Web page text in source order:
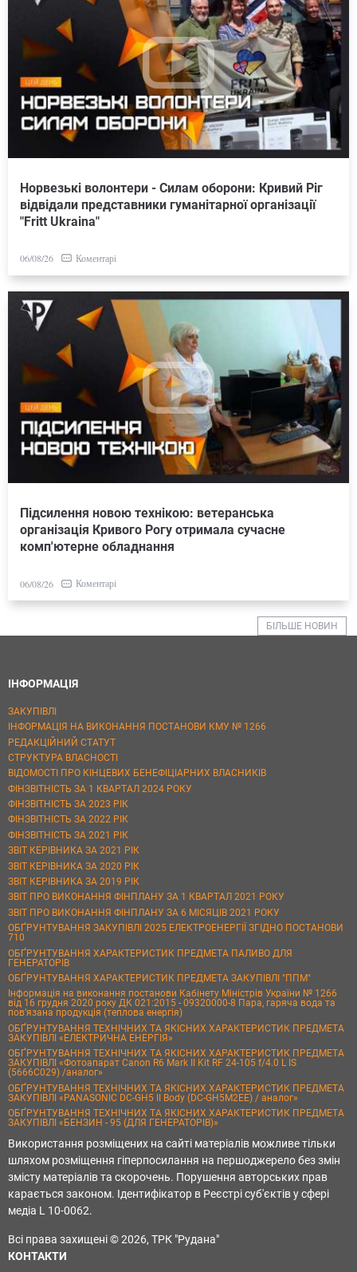
Норвезькі волонтери - Силам оборони: Кривий Ріг
відвідали представники гуманітарної організації
"Fritt Ukraina"
06/08/26 Коментарі
Підсилення новою технікою: ветеранська
організація Кривого Рогу отримала сучасне
комп'ютерне обладнання
06/08/26 Коментарі
БІЛЬШЕ НОВИН
ІНФОРМАЦІЯ
ЗАКУПІВЛІ
ІНФОРМАЦІЯ НА ВИКОНАННЯ ПОСТАНОВИ КМУ № 1266
РЕДАКЦІЙНИЙ СТАТУТ
СТРУКТУРА ВЛАСНОСТІ
ВІДОМОСТІ ПРО КІНЦЕВИХ БЕНЕФІЦІАРНИХ ВЛАСНИКІВ
ФІНЗВІТНІСТЬ ЗА 1 КВАРТАЛ 2024 РОКУ
ФІНЗВІТНІСТЬ ЗА 2023 РІК
ФІНЗВІТНІСТЬ ЗА 2022 РІК
ФІНЗВІТНІСТЬ ЗА 2021 РІК
ЗВІТ КЕРІВНИКА ЗА 2021 РІК
ЗВІТ КЕРІВНИКА ЗА 2020 РІК
ЗВІТ КЕРІВНИКА ЗА 2019 РІК
ЗВІТ ПРО ВИКОНАННЯ ФІНПЛАНУ ЗА 1 КВАРТАЛ 2021 РОКУ
ЗВІТ ПРО ВИКОНАННЯ ФІНПЛАНУ ЗА 6 МІСЯЦІВ 2021 РОКУ
ОБҐРУНТУВАННЯ ЗАКУПІВЛІ 2025 ЕЛЕКТРОЕНЕРГІЇ ЗГІДНО ПОСТАНОВИ
710
ОБҐРУНТУВАННЯ ХАРАКТЕРИСТИК ПРЕДМЕТА ПАЛИВО ДЛЯ
ГЕНЕРАТОРІВ
ОБҐРУНТУВАННЯ ХАРАКТЕРИСТИК ПРЕДМЕТА ЗАКУПІВЛІ "ППМ"
Інформація на виконання постанови Кабінету Міністрів України № 1266
від 16 грудня 2020 року ДК 021:2015 - 09320000-8 Пара, гаряча вода та
пов’язана продукція (теплова енергія)
ОБҐРУНТУВАННЯ ТЕХНІЧНИХ ТА ЯКІСНИХ ХАРАКТЕРИСТИК ПРЕДМЕТА
ЗАКУПІВЛІ «ЕЛЕКТРИЧНА ЕНЕРГІЯ»
ОБҐРУНТУВАННЯ ТЕХНІЧНИХ ТА ЯКІСНИХ ХАРАКТЕРИСТИК ПРЕДМЕТА
ЗАКУПІВЛІ «Фотоапарат Canon R6 Mark II Kit RF 24-105 f/4.0 L IS
(5666C029) /аналог»
ОБҐРУНТУВАННЯ ТЕХНІЧНИХ ТА ЯКІСНИХ ХАРАКТЕРИСТИК ПРЕДМЕТА
ЗАКУПІВЛІ «PANASONIC DC-GH5 II Body (DC-GH5M2EE) / аналог»
ОБҐРУНТУВАННЯ ТЕХНІЧНИХ ТА ЯКІСНИХ ХАРАКТЕРИСТИК ПРЕДМЕТА
ЗАКУПІВЛІ «БЕНЗИН - 95 (ДЛЯ ГЕНЕРАТОРІВ)»
Використання розміщених на сайті матеріалів можливе тільки
шляхом розміщення гіперпосилання на першоджерело без змін
змісту матеріалів та скорочень. Порушення авторських прав
карається законом. Ідентифікатор в Реєстрі суб'єктів у сфері
медіа L 10-0062.
Всі права захищені © 2026, ТРК "Рудана"
КОНТАКТИ